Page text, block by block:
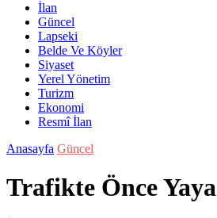
İlan
Güncel
Lapseki
Belde Ve Köyler
Siyaset
Yerel Yönetim
Turizm
Ekonomi
Resmî İlan
Anasayfa Güncel
Trafikte Önce Yaya